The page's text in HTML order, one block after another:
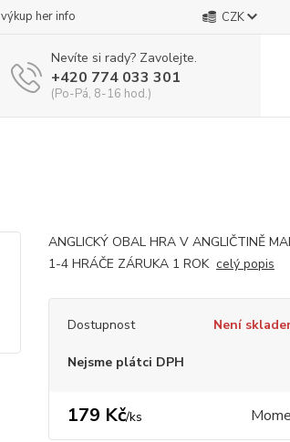
výkup her info CZK
Nevíte si rady? Zavolejte.
+420 774 033 301
(Po-Pá, 8-16 hod.)
ANGLICKÝ OBAL HRA V ANGLIČTINĚ
1-4 HRÁČE ZÁRUKA 1 ROK celý popis
Dostupnost Není
Nejsme plátci DPH
179 Kč/ks